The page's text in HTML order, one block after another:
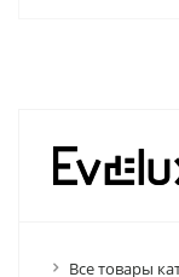
Все товары